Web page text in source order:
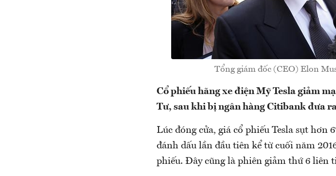
Tổng giám đốc (CEO) Elon
Cổ phiếu hãng xe điện Mỹ Tesla giảm
Tư, sau khi bị ngân hàng Citibank đưa
Lúc đóng cửa, giá cổ phiếu Tesla sụt hơn
đánh dấu lần đầu tiên kể từ cuối năm
phiếu. Đây cũng là phiên giảm thứ 6 liên